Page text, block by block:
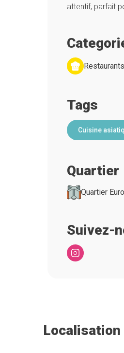
attentif, parfait
Tags
Cuisine
Quartier
Quartier
Suivez-
Localisation